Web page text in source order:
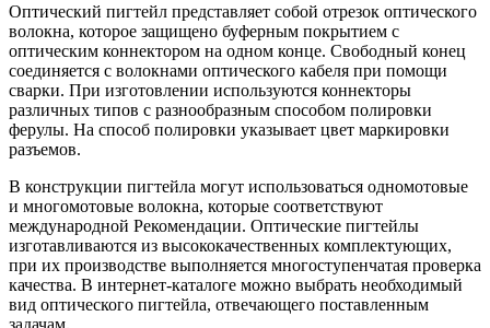
Оптический пигтейл представляет собой отрезок оптического
волокна, которое защищено буферным покрытием с
оптическим коннектором на одном конце. Свободный конец
соединяется с волокнами оптического кабеля при помощи
сварки. При изготовлении используются коннекторы
различных типов с разнообразным способом полировки
ферулы. На способ полировки указывает цвет маркировки
разъемов.
В конструкции пигтейла могут использоваться одномотовые
и многомотовые волокна, которые соответствуют
международной Рекомендации. Оптические пигтейлы
изготавливаются из высококачественных комплектующих,
при их производстве выполняется многоступенчатая проверка
качества. В интернет-каталоге можно выбрать необходимый
вид оптического пигтейла, отвечающего поставленным
задачам.